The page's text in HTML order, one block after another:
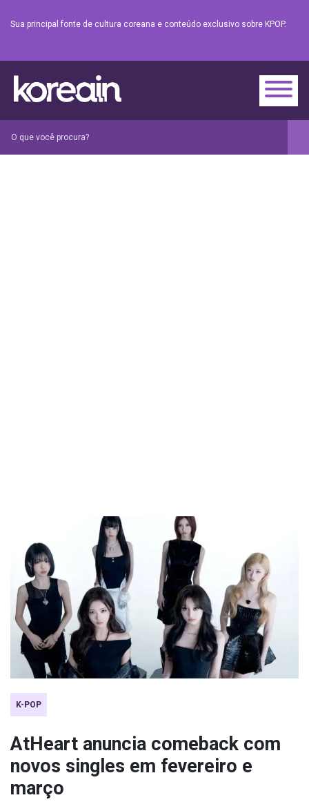
Sua principal fonte de cultura coreana e conteúdo exclusivo sobre KPOP.
K-POP
AtHeart anuncia comeback com
novos singles em fevereiro e
março